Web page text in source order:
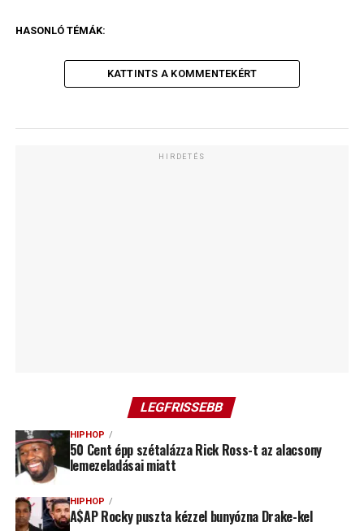
HASONLÓ TÉMÁK:
KATTINTS A KOMMENTEKÉRT
HIRDETÉS
LEGFRISSEBB
HIPHOP
50 Cent épp szétalázza Rick Ross-t az alacsony
lemezeladásai miatt
HIPHOP
A$AP Rocky puszta kézzel bunyózna Drake-kel